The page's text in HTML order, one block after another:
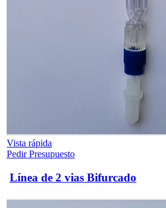
Vista rápida
Pedir Presupuesto
Línea de 2 vias Bifurcado